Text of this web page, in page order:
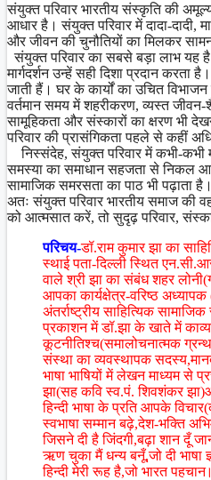
संयुक्त परिवार भारतीय संस्कृति की
आधार है। संयुक्त परिवार में दादा-
और जीवन की चुनौतियों का मिलकर
संयुक्त परिवार का सबसे बड़ा लाभ यह
मार्गदर्शन उन्हें सही दिशा प्रदान
जाती हैं। घर के कार्यों का उचित
वर्तमान समय में शहरीकरण, व्यस्त जीवन-
सामूहिकता और संस्कारों का क्षरण भी
परिवार की प्रासंगिकता पहले से कहीं
निस्संदेह, संयुक्त परिवार में कभी-कभी
समस्या का समाधान सहजता से निकल
सामाजिक समरसता का पाठ भी पढ़ाता है।
अतः संयुक्त परिवार भारतीय समाज
को आत्मसात करें, तो सुदृढ़ परिवार,
परिचय-डॉ.राम कुमार झा का
स्थाई पता-दिल्ली स्थित
वाले श्री झा का संबंध शहर
आपका कार्यक्षेत्र-वरिष्ठ
अंतर्राष्ट्रीय साहित्यिक
प्रकाशन में डॉ.झा के खाते में काव्य
कूटनीतिश्च(समालोचनात्मक
संस्था का व्यवस्थापक
भाषा भाषियों में लेखन माध्यम से
झा(सह कवि स्व.पं. शिवशंकर
हिन्दी भाषा के प्रति आपके
स्वभाषा सम्मान बढ़े,देश-भक्ति
जिसने दी है जिंदगी,बढ़ा शान दूँ
ऋण चुका मैं धन्य बनूँ,जो दी भाषा
हिन्दी मेरी रूह है,जो भारत